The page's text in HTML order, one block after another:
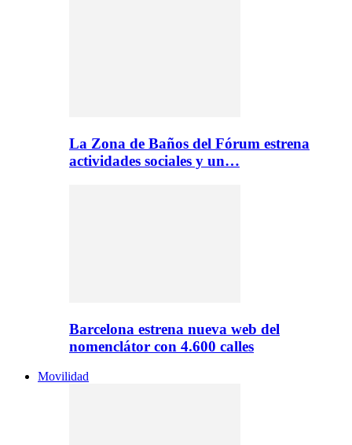
La Zona de Baños del Fórum estrena
actividades sociales y un…
Barcelona estrena nueva web del
nomenclátor con 4.600 calles
Movilidad